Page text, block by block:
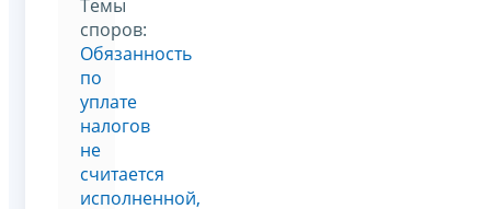
Темы
споров:
Обязанность
по
уплате
налогов
не
считается
исполненной,